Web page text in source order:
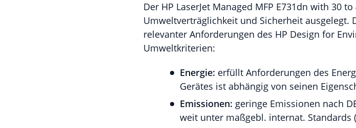
Der HP LaserJet Managed MFP E731dn with 30
Umweltverträglichkeit und Sicherheit ausgelegt.
relevanter Anforderungen des HP Design for
Umweltkriterien:
Energie: erfüllt Anforderungen des
Gerätes ist abhängig von seinen
Emissionen: geringe Emissionen nach
weit unter maßgebl. internat. Standards